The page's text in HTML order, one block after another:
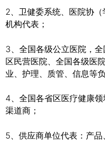
2、卫健委系统、医院协
机构代表；
3、全国各级公立医院，
区民营医院、全国各级医
业、护理、质管、信息等
4、全国各省区医疗健康领
渠道商；
5、供应商单位代表：产品